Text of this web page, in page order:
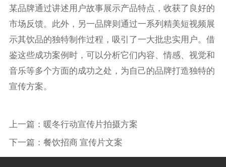
某品牌通过讲述用户故事展示产品特点，收获了良好的
市场反馈。此外，另一品牌则通过一系列精美短视频展
示其饮品的独特制作过程，吸引了一大批忠实用户。借
鉴这些成功案例时，可以分析它们内容、情感、视觉和
音乐等多个方面的成功之处，为自己的品牌打造独特的
宣传方案。
上一篇： 暖冬行动宣传片拍摄方案
下一篇： 餐饮招商 宣传片文案